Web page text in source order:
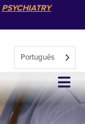
PSYCHIATRY
Português